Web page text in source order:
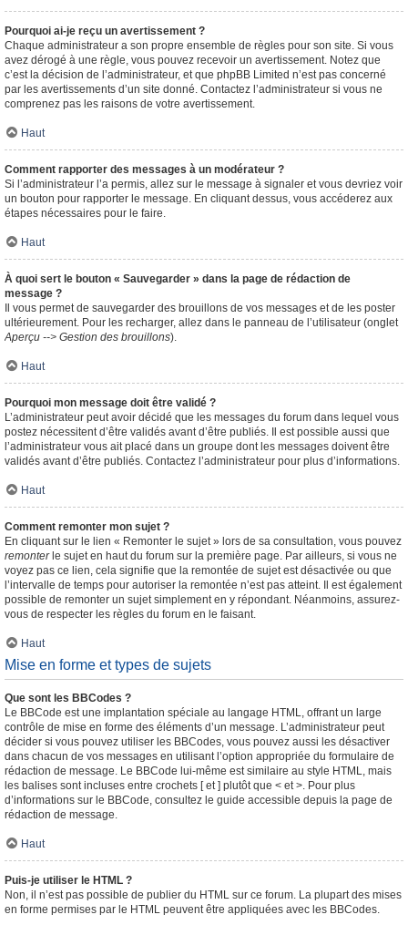
Pourquoi ai-je reçu un avertissement ?
Chaque administrateur a son propre ensemble de règles pour son site. Si vous
avez dérogé à une règle, vous pouvez recevoir un avertissement. Notez que
c’est la décision de l’administrateur, et que phpBB Limited n’est pas concerné
par les avertissements d’un site donné. Contactez l’administrateur si vous ne
comprenez pas les raisons de votre avertissement.
Haut
Comment rapporter des messages à un modérateur ?
Si l’administrateur l’a permis, allez sur le message à signaler et vous devriez voir
un bouton pour rapporter le message. En cliquant dessus, vous accéderez aux
étapes nécessaires pour le faire.
Haut
À quoi sert le bouton « Sauvegarder » dans la page de rédaction de
message ?
Il vous permet de sauvegarder des brouillons de vos messages et de les poster
ultérieurement. Pour les recharger, allez dans le panneau de l’utilisateur (onglet
Aperçu --> Gestion des brouillons).
Haut
Pourquoi mon message doit être validé ?
L’administrateur peut avoir décidé que les messages du forum dans lequel vous
postez nécessitent d’être validés avant d’être publiés. Il est possible aussi que
l’administrateur vous ait placé dans un groupe dont les messages doivent être
validés avant d’être publiés. Contactez l’administrateur pour plus d’informations.
Haut
Comment remonter mon sujet ?
En cliquant sur le lien « Remonter le sujet » lors de sa consultation, vous pouvez
remonterle sujet en haut du forum sur la première page. Par ailleurs, si vous ne
voyez pas ce lien, cela signifie que la remontée de sujet est désactivée ou que
l’intervalle de temps pour autoriser la remontée n’est pas atteint. Il est également
possible de remonter un sujet simplement en y répondant. Néanmoins, assurez-
vous de respecter les règles du forum en le faisant.
Haut
Mise en forme et types de sujets
Que sont les BBCodes ?
Le BBCode est une implantation spéciale au langage HTML, offrant un large
contrôle de mise en forme des éléments d’un message. L’administrateur peut
décider si vous pouvez utiliser les BBCodes, vous pouvez aussi les désactiver
dans chacun de vos messages en utilisant l’option appropriée du formulaire de
rédaction de message. Le BBCode lui-même est similaire au style HTML, mais
les balises sont incluses entre crochets [ et ] plutôt que < et >. Pour plus
d’informations sur le BBCode, consultez le guide accessible depuis la page de
rédaction de message.
Haut
Puis-je utiliser le HTML ?
Non, il n’est pas possible de publier du HTML sur ce forum. La plupart des mises
en forme permises par le HTML peuvent être appliquées avec les BBCodes.